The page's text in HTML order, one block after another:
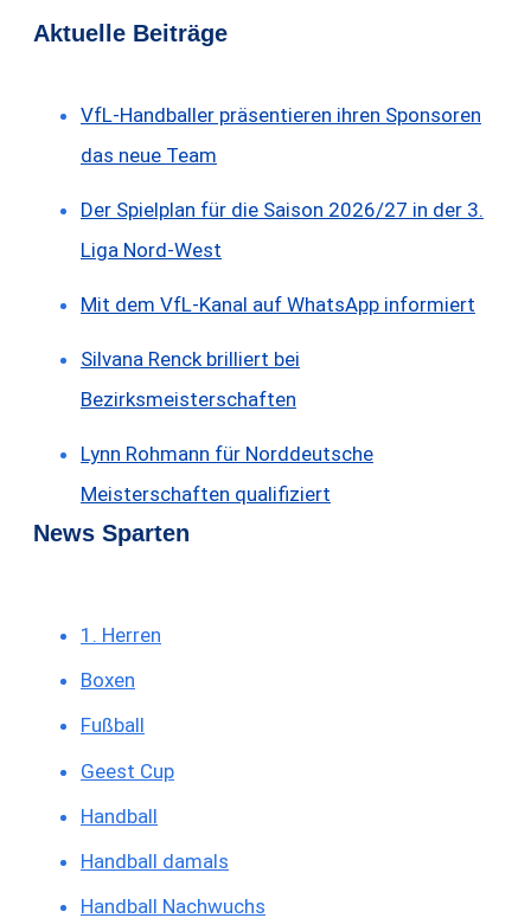
Aktuelle Beiträge
VfL-Handballer präsentieren ihren Sponsoren
das neue Team
Der Spielplan für die Saison 2026/27 in der 3.
Liga Nord-West
Mit dem VfL-Kanal auf WhatsApp informiert
Silvana Renck brilliert bei
Bezirksmeisterschaften
Lynn Rohmann für Norddeutsche
Meisterschaften qualifiziert
News Sparten
1. Herren
Boxen
Fußball
Geest Cup
Handball
Handball damals
Handball Nachwuchs